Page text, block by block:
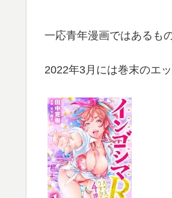
一応青年漫画ではあるも
2022年3月には巻末のエ